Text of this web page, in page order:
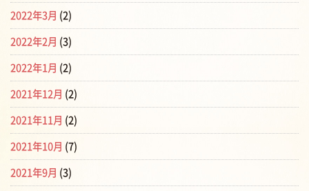
2022年3月 (2)
2022年2月 (3)
2022年1月 (2)
2021年12月 (2)
2021年11月 (2)
2021年10月 (7)
2021年9月 (3)